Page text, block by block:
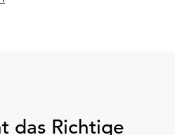
das Richtige